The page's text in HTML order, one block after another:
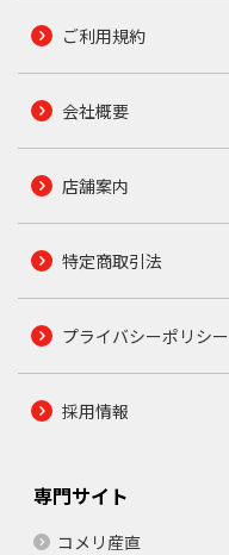
ご利用規約
会社概要
店舗案内
特定商取引法
プライバシーポリシー
採用情報
専門サイト
コメリ産直